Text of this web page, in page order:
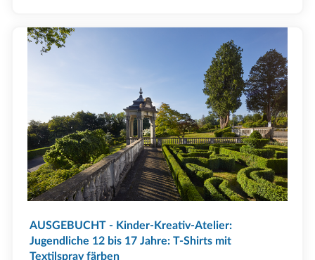
AUSGEBUCHT - Kinder-Kreativ-Atelier:
Jugendliche 12 bis 17 Jahre: T-Shirts mit
Textilspray färben